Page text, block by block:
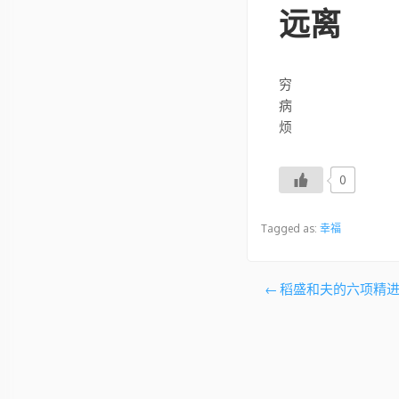
远离
穷
病
烦
0
Tagged as: 幸福
文稻盛和夫的六项精进